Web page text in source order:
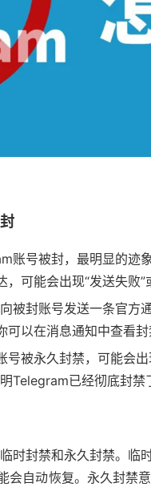
账号被封，最明显的迹
可能会出现“发送失败”
被封账号发送一条官方
以在消息通知中查看封
号被永久封禁，可能会
Telegram已经彻底封禁
时封禁和永久封禁。临
会自动恢复。永久封禁